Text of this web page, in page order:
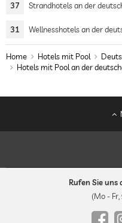
37 Strandhotels an der
31 Wellnesshotels an der
Home Hotels mit Pool
Hotels mit Pool an der
Rufen Sie uns
(Mo -